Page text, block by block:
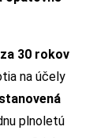
30 rokov
na účely
plnoletú